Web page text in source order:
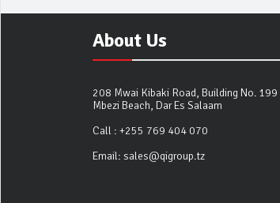
About Us
208 Mwai Kibaki Road, Building No. 199
Mbezi Beach, Dar Es Salaam
Call : +255 769 404 070
Email: sales@qigroup.tz